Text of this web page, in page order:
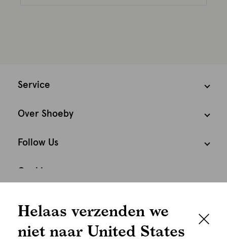
graag persoonlijk
Service
Over Shoeby
Follow Us
Helaas verzenden we
niet naar United States